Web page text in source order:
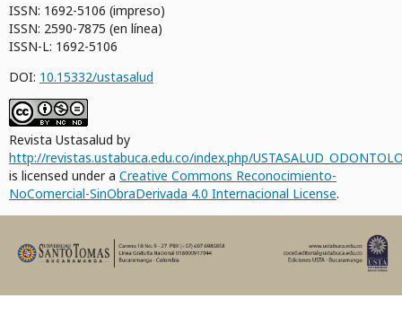
ISSN: 1692-5106 (impreso)
ISSN: 2590-7875 (en línea)
ISSN-L: 1692-5106
DOI: 10.15332/ustasalud
Revista Ustasalud by
http://revistas.ustabuca.edu.co/index.php/
is licensed under a Creative Commons Reconocimiento-
NoComercial-SinObraDerivada 4.0 Internacional License.